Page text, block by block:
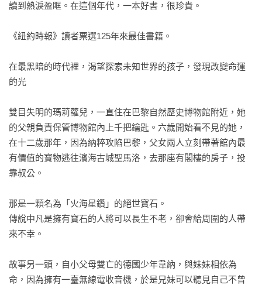
讀到熱淚盈眶。在這個年代，一本好書，很珍貴。
《紐約時報》讀者票選125年來最佳書籍。
在最黑暗的時代裡，渴望探索未知世界的孩子，發現改變命運
的光
雙目失明的瑪莉蘿兒，一直住在巴黎自然歷史博物館附近，她
的父親負責保管博物館內上千把鑰匙。六歲開始看不見的她，
在十二歲那年，因為納粹攻陷巴黎，父女兩人立刻帶著館內最
有價值的寶物逃往濱海古城聖馬洛，去那座有閣樓的房子，投
靠叔公。
那是一顆名為「火海星鑽」的絕世寶石。
傳說中凡是擁有寶石的人將可以長生不老，卻會給周圍的人帶
來不幸。
故事另一頭，自小父母雙亡的德國少年韋納，與妹妹相依為
命，因為擁有一臺無線電收音機，於是兄妹可以聽見自己不曾